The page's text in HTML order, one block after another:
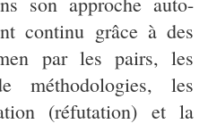
continu grâce à des
par les pairs, les
méthodologies, les
(réfutation) et la